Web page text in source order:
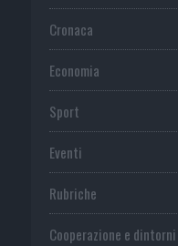
Cronaca
Economia
Sport
Eventi
Rubriche
Cooperazione e dintorni